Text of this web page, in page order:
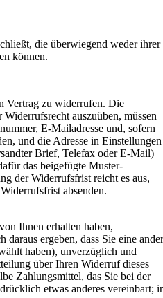
die überwiegend weder ihrer
können.
Vertrag zu widerrufen. Die
auszuüben, müssen
E-Mailadresse und, sofern
und die Adresse in Einstellungen
Brief, Telefax oder E-Mail)
das beigefügte Muster-
der Widerrufsfrist reicht es aus,
absenden.
Ihnen erhalten haben,
ergeben, dass Sie eine
haben), unverzüglich und
über Ihren Widerruf dieses
Zahlungsmittel, das Sie bei der
etwas anderes vereinbart;